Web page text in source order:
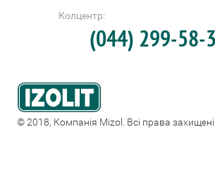
© 2018, Компанія Mizol. Всі права захищені.
Колцентр:
(044) 299-58-